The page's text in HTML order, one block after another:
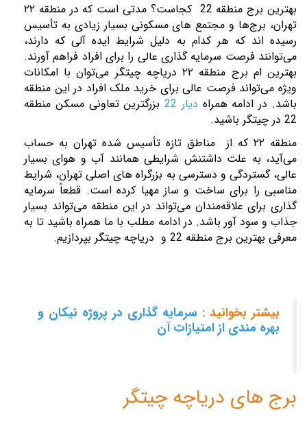
بهترین برج منطقه 22 کجاست؟ مدتی است که در منطقه
۲۲
تهران، برج‌ها و مجتمع‌ های مسکونی بسیار زیادی به تأسیس
رسیده‌ اند که هر کدام به دلیل شرایط ایده ‌آلی که دارند،
می‌توانند فرصت سرمایه‌ گذاری عالی را برای افراد فراهم آورند.
بهترین ام برج منطقه ۲۲دریاچه چیتگر می‌توان با امکانات
ویژه می‌تواند فرصت عالی برای خرید ملک افراد در این منطقه
باشد. در ادامه همراه دیار 22
بزرگترین تعاونی مسکن منطقه
22 در چیتگر باشید.
منطقه ۲۲ که از مناطق تازه ‌تأسیس شده تهران به حساب
می‌آید، به علت داشتنش شرایطی همانند آب ‌و هوای بسیار
عالی، گستردگی و دسترسی به بزرگراه‌ های اصلی تهران، شرایط
مناسبی را برای ساخت ‌و ساز مهیا کرده ‌است. قطعاً سرمایه‌
گذاری برای علاقه‌مندان می‌تواند در این منطقه می‌تواند بسیار
جذاب و سود آور باشد. در ادامه مطلب با ما همراه باشید تا به
معرفی بهترین برج منطقه 22 و دریاچه چیتگر بپردازیم.
بیشتر بخوانید : سرمایه گذاری در پروژه نیکان و
بهره مندی از امتیازات آن
برج های دریاچه چیتگر